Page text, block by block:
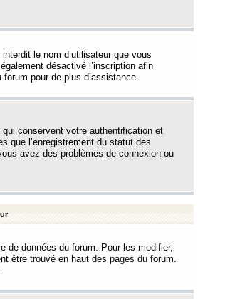
le nom d’utilisateur que vous
désactivé l’inscription afin
pour de plus d’assistance.
conservent votre authentification et
que l’enregistrement du statut des
avez des problèmes de connexion ou
données du forum. Pour les modifier,
être trouvé en haut des pages du forum.